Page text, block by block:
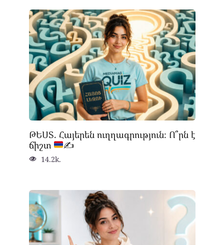
ԹԵՍՏ. Հայերեն ուղղագրություն։ Ո՞րն է
ճիշտ
✍
14.2k.